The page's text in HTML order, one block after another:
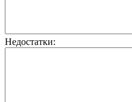
Недостатки: